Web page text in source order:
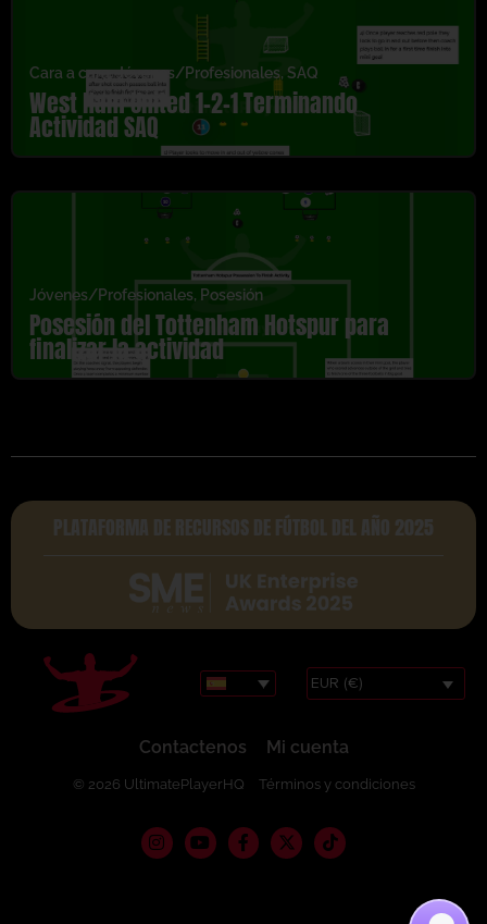
Cara a cara,Jóvenes/Profesionales, SAQ
West Ham United 1-2-1 Terminando
Actividad SAQ
Jóvenes/Profesionales, Posesión
Posesión del Tottenham Hotspur para
finalizar la actividad
PLATAFORMA DE RECURSOS DE FÚTBOL DEL AÑO 2025
EUR (€)
Contactenos Mi cuenta
© 2026 UltimatePlayerHQ Términos y condiciones